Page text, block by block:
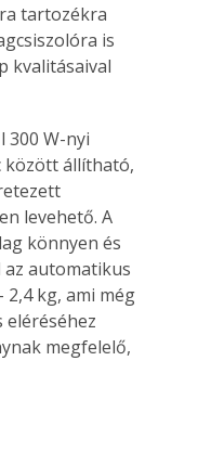
tartozékra
is
kvalitásaival
300 W-nyi
között állítható,
levehető. A
könnyen és
automatikus
kg, ami még
megfelelő,